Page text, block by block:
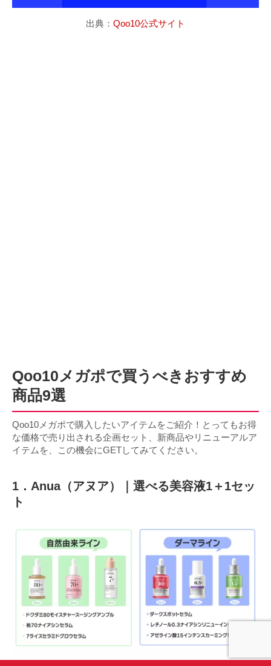
出典： Qoo10公式サイト
Qoo10メガポで買うべきおすすめ
商品9選
Qoo10メガポで購入したいアイテムをご紹介！とってもお得
な価格で売り出される企画セット、新商品やリニューアルア
イテムを、この機会にGETしてみてください。
1．Anua（アヌア）｜選べる美容液1＋1セッ
ト